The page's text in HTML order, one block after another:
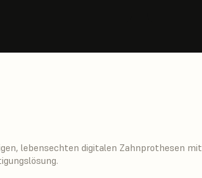
lebensechten digitalen Zahnprothesen mit